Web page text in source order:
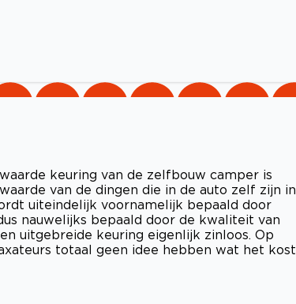
keuring van de zelfbouw camper is
van de dingen die in de auto zelf zijn in
uiteindelijk voornamelijk bepaald door
nauwelijks bepaald door de kwaliteit van
uitgebreide keuring eigenlijk zinloos. Op
totaal geen idee hebben wat het kost